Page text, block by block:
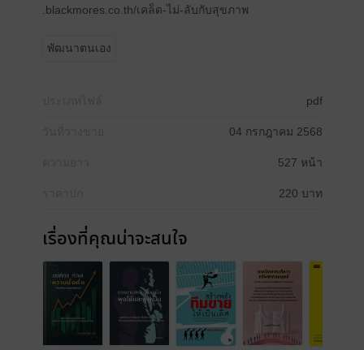
.blackmores.co.th/เคล็ด-ไม่-ลับกับสุขภาพ
พัฒนาตนเอง
pdf
04 กรกฎาคม 2568
527 หน้า
220 บาท
เรื่องที่คุณน่าจะสนใจ